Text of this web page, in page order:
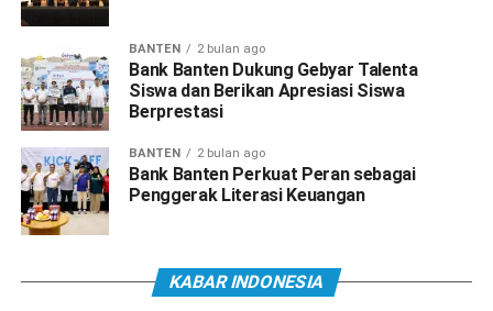
BANTEN 2 bulan ago
Bank Banten Dukung Gebyar Talenta
Siswa dan Berikan Apresiasi Siswa
Berprestasi
BANTEN 2 bulan ago
Bank Banten Perkuat Peran sebagai
Penggerak Literasi Keuangan
KABAR INDONESIA